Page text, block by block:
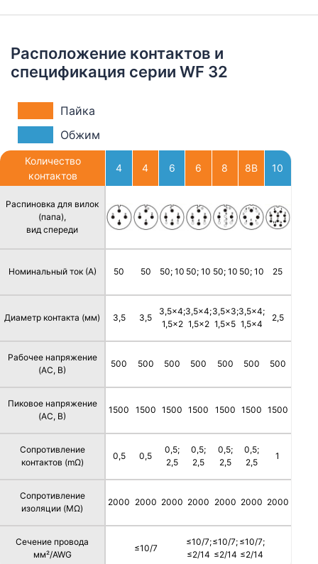
Расположение контактов и
спецификация серии WF 32
Пайка
Обжим
Количество
контактов
Распиновка для вилок
(папа),
вид спереди
Номинальный ток (А)
Диаметр контакта (мм)
Рабочее напряжение
(AC, В)
Пиковое напряжение
(AC, В)
Сопротивление
контактов (mΩ)
Сопротивление
изоляции (MΩ)
Сечение провода
мм²/AWG
4
50
3,5
500
1500
0,5
2000
4
50
3,5
500
1500
0,5
2000
≤10/7
6
50; 10
3,5x4;
1,5x2
500
1500
0,5;
2,5
2000
6
50; 10
3,5x4;
1,5x2
500
1500
0,5;
2,5
2000
≤10/7;
≤2/14
8
50; 10
3,5x3;
1,5x5
500
1500
0,5;
2,5
2000
≤10/7;
≤2/14
8B
50; 10
3,5x4;
1,5x4
500
1500
0,5;
2,5
2000
≤10/7;
≤2/14
10
25
2,5
500
1500
1
2000